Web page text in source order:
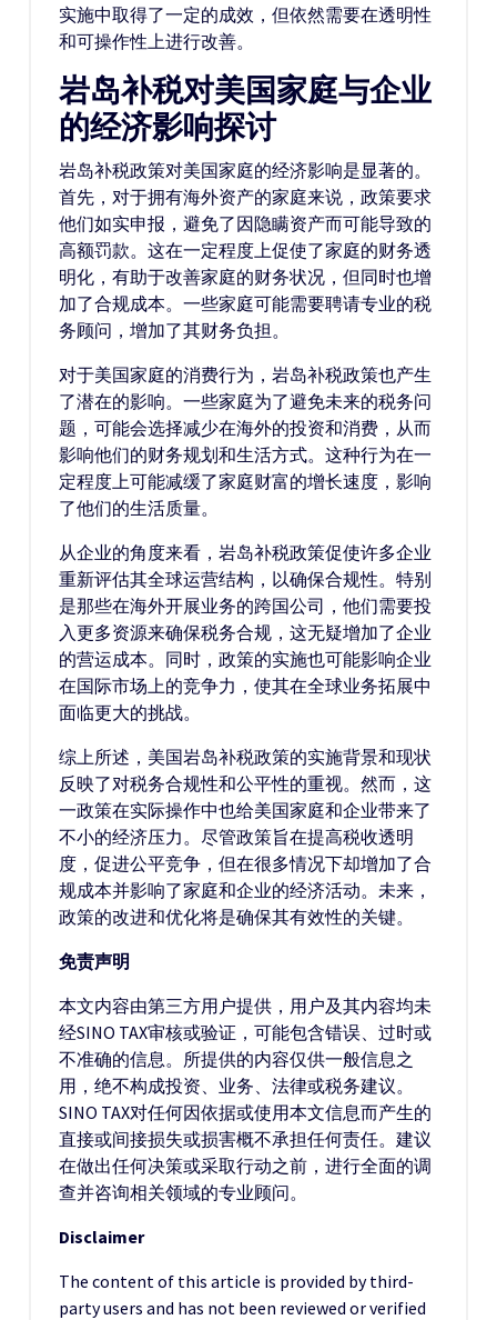
实施中取得了一定的成效，但依然需要在透明性
和可操作性上进行改善。
岩岛补税对美国家庭与企业
的经济影响探讨
岩岛补税政策对美国家庭的经济影响是显著的。
首先，对于拥有海外资产的家庭来说，政策要求
他们如实申报，避免了因隐瞒资产而可能导致的
高额罚款。这在一定程度上促使了家庭的财务透
明化，有助于改善家庭的财务状况，但同时也增
加了合规成本。一些家庭可能需要聘请专业的税
务顾问，增加了其财务负担。
对于美国家庭的消费行为，岩岛补税政策也产生
了潜在的影响。一些家庭为了避免未来的税务问
题，可能会选择减少在海外的投资和消费，从而
影响他们的财务规划和生活方式。这种行为在一
定程度上可能减缓了家庭财富的增长速度，影响
了他们的生活质量。
从企业的角度来看，岩岛补税政策促使许多企业
重新评估其全球运营结构，以确保合规性。特别
是那些在海外开展业务的跨国公司，他们需要投
入更多资源来确保税务合规，这无疑增加了企业
的营运成本。同时，政策的实施也可能影响企业
在国际市场上的竞争力，使其在全球业务拓展中
面临更大的挑战。
综上所述，美国岩岛补税政策的实施背景和现状
反映了对税务合规性和公平性的重视。然而，这
一政策在实际操作中也给美国家庭和企业带来了
不小的经济压力。尽管政策旨在提高税收透明
度，促进公平竞争，但在很多情况下却增加了合
规成本并影响了家庭和企业的经济活动。未来，
政策的改进和优化将是确保其有效性的关键。
免责声明
本文内容由第三方用户提供，用户及其内容均未
经SINO TAX审核或验证，可能包含错误、过时或
不准确的信息。所提供的内容仅供一般信息之
用，绝不构成投资、业务、法律或税务建议。
SINO TAX对任何因依据或使用本文信息而产生的
直接或间接损失或损害概不承担任何责任。建议
在做出任何决策或采取行动之前，进行全面的调
查并咨询相关领域的专业顾问。
Disclaimer
The content of this article is provided by third-
party users and has not been reviewed or verified